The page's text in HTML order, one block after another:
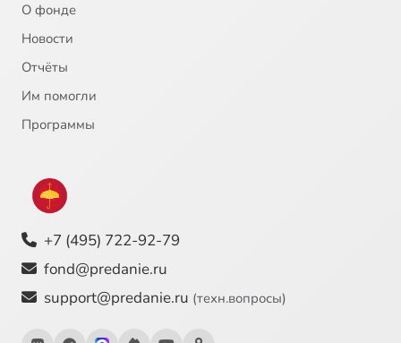
О фонде
Новости
Отчёты
Им помогли
Программы
+7 (495) 722-92-79
fond@predanie.ru
support@predanie.ru (техн.вопросы)